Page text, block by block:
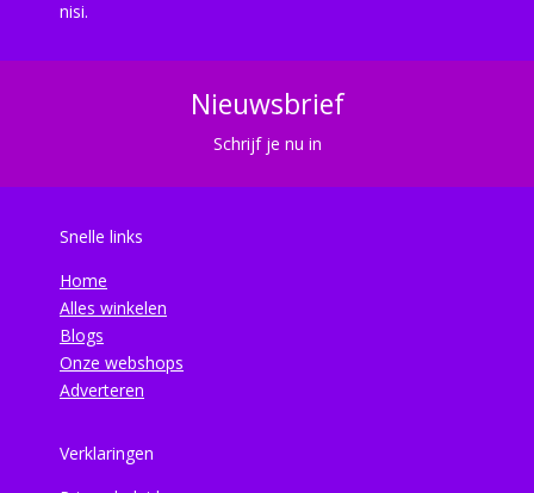
nisi.
Nieuwsbrief
Schrijf je nu in
Snelle links
Home
Alles winkelen
Blogs
Onze webshops
Adverteren
Verklaringen